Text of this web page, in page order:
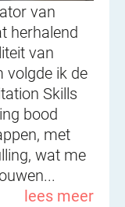
van
herhalend
van
volgde ik de
Skills
bood
met
wat me
lees meer